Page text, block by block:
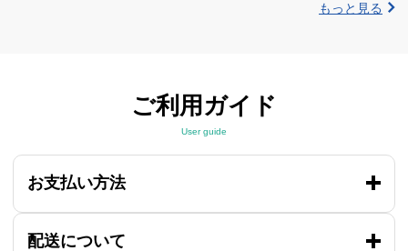
もっと見る
ご利用ガイド
User guide
お支払い方法
配送について